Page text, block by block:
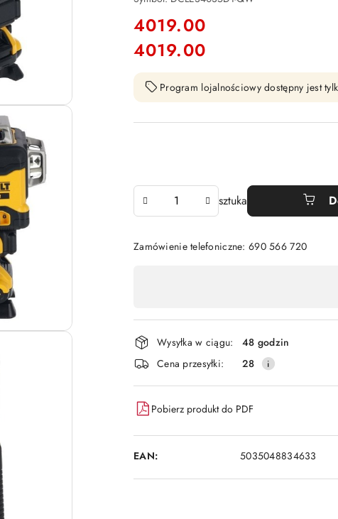
cena:
4019.00
Cena:
4019.00
Program lojalnościowy dostępny jest
sztuka
Zamówienie telefoniczne: 690 566 720
płatność
i
dostawa
Wysyłka w ciągu:
48 godzin
Cena przesyłki:
28
Pobierz produkt do PDF
EAN: 5035048834633